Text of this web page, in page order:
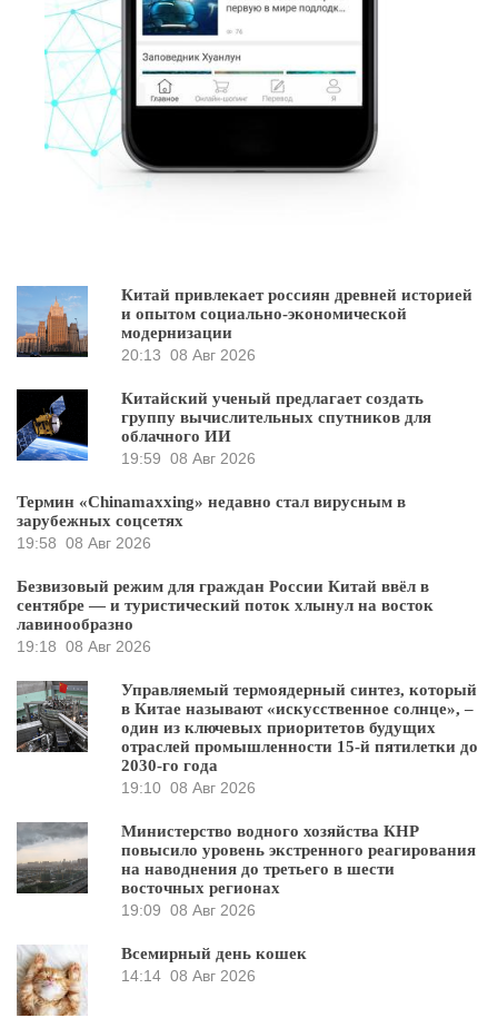
Китай привлекает россиян древней историей
и опытом социально-экономической
модернизации
20:13 08 Авг 2026
Китайский ученый предлагает создать
группу вычислительных спутников для
облачного ИИ
19:59 08 Авг 2026
Термин «Chinamaxxing» недавно стал вирусным в
зарубежных соцсетях
19:58 08 Авг 2026
Безвизовый режим для граждан России Китай ввёл в
сентябре — и туристический поток хлынул на восток
лавинообразно
19:18 08 Авг 2026
Управляемый термоядерный синтез, который
в Китае называют «искусственное солнце», –
один из ключевых приоритетов будущих
отраслей промышленности 15-й пятилетки до
2030-го года
19:10 08 Авг 2026
Министерство водного хозяйства КНР
повысило уровень экстренного реагирования
на наводнения до третьего в шести
восточных регионах
19:09 08 Авг 2026
Всемирный день кошек
14:14 08 Авг 2026